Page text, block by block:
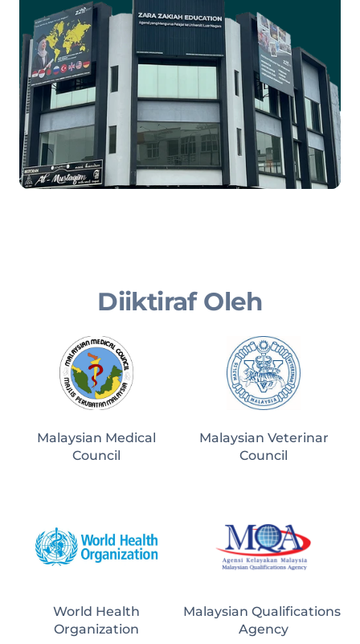
Diiktiraf Oleh
Malaysian Medical
Council
Malaysian Veterinar
Council
World Health
Organization
Malaysian Qualifications
Agency